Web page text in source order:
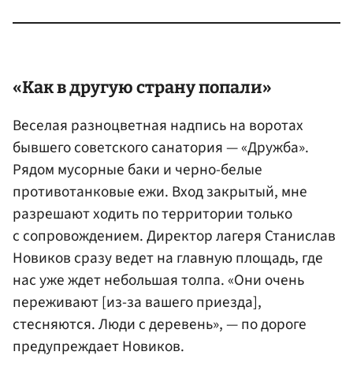
«Как в другую страну попали»
Веселая разноцветная надпись на воротах
бывшего советского санатория — «Дружба».
Рядом мусорные баки и черно-белые
противотанковые ежи. Вход закрытый, мне
разрешают ходить по территории только
с сопровождением. Директор лагеря Станислав
Новиков сразу ведет на главную площадь, где
нас уже ждет небольшая толпа. «Они очень
переживают [из-за вашего приезда],
стесняются. Люди с деревень», — по дороге
предупреждает Новиков.